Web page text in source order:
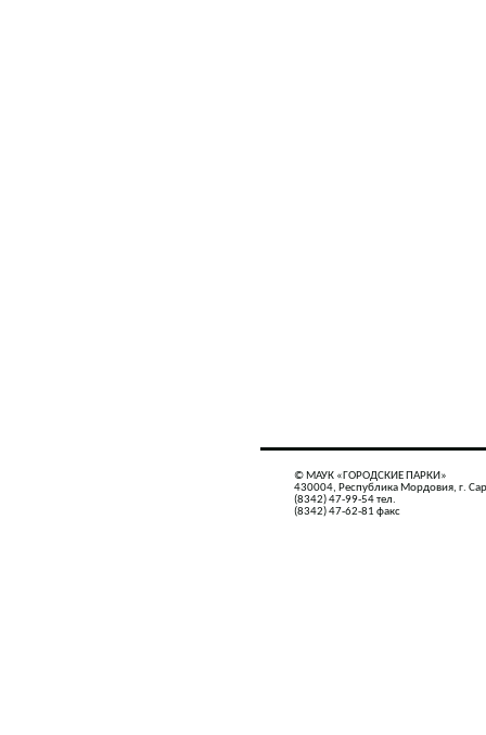
© МАУК «ГОРОДСКИЕ ПАРКИ»
430004, Республика Мордовия, г.
(8342) 47-99-54 тел.
(8342) 47-62-81 факс